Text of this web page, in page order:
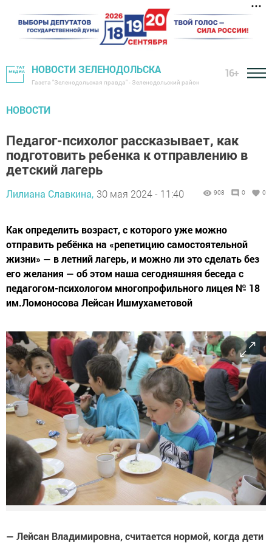
НОВОСТИ ЗЕЛЕНОДОЛЬСКА
Газета "Зеленодольская правда" - Зеленодольский район
16+
НОВОСТИ
Педагог-психолог рассказывает, как
подготовить ребенка к отправлению в
детский лагерь
Лилиана Славкина, 30 мая 2024 - 11:40 908 0 0
Как определить возраст, с которого уже можно
отправить ребёнка на «репетицию самостоятельной
жизни» — в летний лагерь, и можно ли это сделать без
его желания — об этом наша сегодняшняя беседа с
педагогом-психологом многопрофильного лицея № 18
им.Ломоносова Лейсан Ишмухаметовой
— Лейсан Владимировна, считается нормой, когда дети